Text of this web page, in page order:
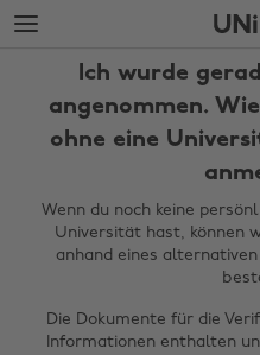
Weiter
zur
Fußzeile
überspringen
Ich wurde
angenommen.
ohne eine
Wenn du noch keine
Universität hast, können
anhand eines
Die Dokumente für die
Informationen enthalten